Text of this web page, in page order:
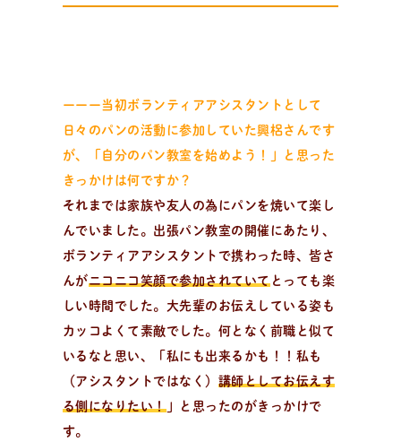
ピ検索
パンが作りたい！
種類、作り方/シーン、材料から検索できる、簡単なパ
ンやおやつのレシピをご紹介。
ーーー当初ボランティアアシスタントとして
日々のパンの活動に参加していた興梠さんです
が、「自分のパン教室を始めよう！」と思った
きっかけは何ですか？
それまでは家族や友人の為にパンを焼いて楽し
んでいました。出張パン教室の開催にあたり、
ボランティアアシスタントで携わった時、皆さ
んがニコニコ笑顔で参加されていてとっても楽
しい時間でした。大先輩のお伝えしている姿も
カッコよくて素敵でした。何となく前職と似て
いるなと思い、「私にも出来るかも！！私も
（アシスタントではなく） 講師としてお伝えす
る側になりたい！」と思ったのがきっかけで
す。